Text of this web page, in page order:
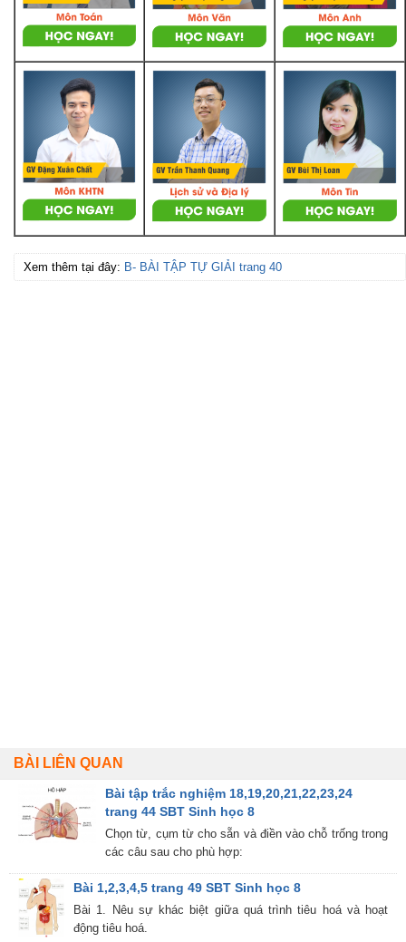
Xem thêm tại đây: B- BÀI TẬP TỰ GIẢI trang 40
BÀI LIÊN QUAN
Bài tập trắc nghiệm 18,19,20,21,22,23,24
trang 44 SBT Sinh học 8
Chọn từ, cụm từ cho sẵn và điền vào chỗ trống trong
các câu sau cho phù hợp:
Bài 1,2,3,4,5 trang 49 SBT Sinh học 8
Bài 1. Nêu sự khác biệt giữa quá trình tiêu hoá và hoạt
động tiêu hoá.